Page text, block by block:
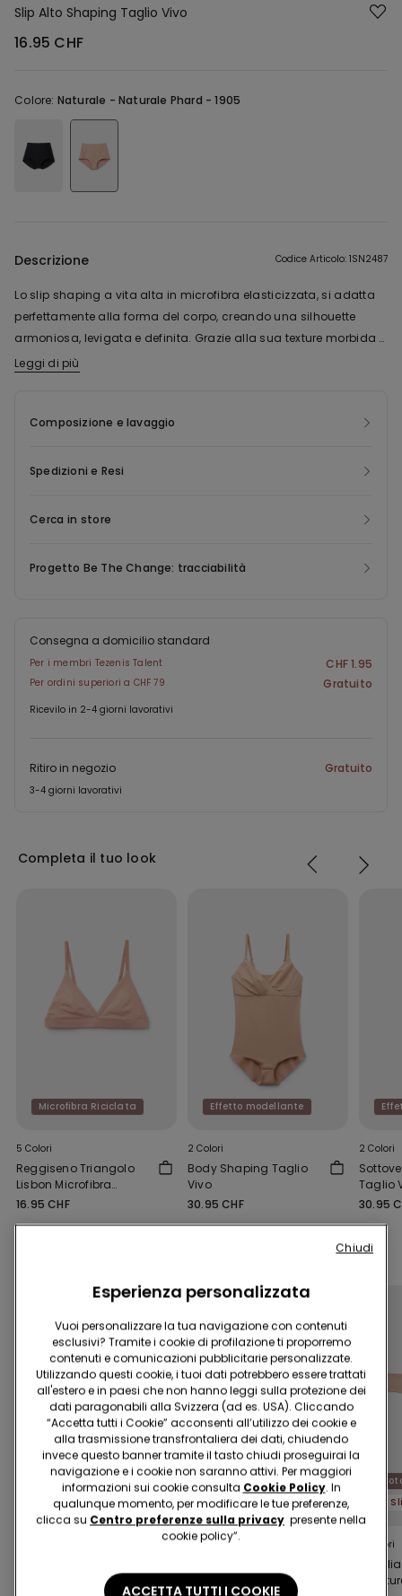
Slip Alto Shaping Taglio Vivo
16.95 CHF
Colore: Naturale -Naturale Phard - 1905
Descrizione Codice Articolo: 1SN2487
Lo slip shaping a vita alta in microfibra elasticizzata, si adatta
perfettamente alla forma del corpo, creando una silhouette
armoniosa, levigata e definita. Grazie alla sua texture morbida e
modellante, offre supporto e comfort, mentre l'assenza di
Leggi di più
Composizione e lavaggio
Spedizioni e Resi
Cerca in store
Progetto Be The Change: tracciabilità
Consegna a domicilio standard
Per i membri Tezenis Talent CHF 1.95
Per ordini superiori a CHF 79 Gratuito
Ricevilo in 2-4 giorni lavorativi
Ritiro in negozio Gratuito
3-4 giorni lavorativi
Completa il tuo look
Microfibra Riciclata
5 Colori
Reggiseno Triangolo
Lisbon Microfibra
Riciclata
16.95 CHF
Effetto modellante
2 Colori
Body Shaping Taglio
Vivo
30.95 CHF
2 Colori
Taglio
30.95
Cotone Organico
5 Slip x CHF 29.90
Cotone Organico
Cotone Organico
5 Slip x CHF 29.90
9 Colori
Cuciture in Cotone
9 Colori
Esperienza personalizzata
Vuoi personalizzare la tua navigazione con contenuti
esclusivi? Tramite i cookie di profilazione ti proporremo
contenuti e comunicazioni pubblicitarie personalizzate.
Utilizzando questi cookie, i tuoi dati potrebbero essere trattati
all'estero e in paesi che non hanno leggi sulla protezione dei
dati paragonabili alla Svizzera (ad es. USA). Cliccando
“Accetta tutti i Cookie” acconsenti all’utilizzo dei cookie e
alla trasmissione transfrontaliera dei dati, chiudendo
invece questo banner tramite il tasto chiudi proseguirai la
navigazione e i cookie non saranno attivi. Per maggiori
informazioni sui cookie consulta Cookie Policy. In
qualunque momento, per modificare le tue preferenze,
clicca su Centro preferenze sulla privacy presente nella
cookie policy”.
ACCETTA TUTTI I COOKIE
Chiudi